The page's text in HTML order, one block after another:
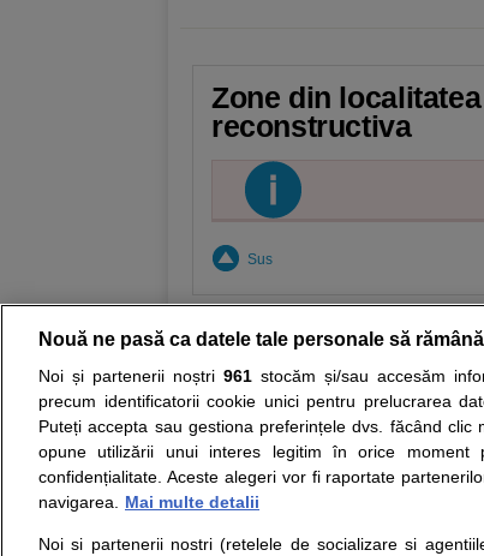
Zone din
reconstructiva
Sus
Resurse: Autoevaluare simptome
Opiniile avizate ale medicilor, sfaturile si
nici diagnosticul stabilit in urma
ii punem la dispozitie pentru programare
Despre noi Legal
Nouă ne pasă ca datele tale personale să
Noi și partenerii noștri 961stocăm și/sau accesăm
precum identificatorii cookie unici pentru prelucrarea
Puteți accepta sau gestiona preferințele dvs. făcând clic
opune utilizării unui interes legitim în orice moment
confidențialitate. Aceste alegeri vor fi raportate
navigarea.
Mai multe detalii
Noi si partenerii nostri (retelele de socializare si